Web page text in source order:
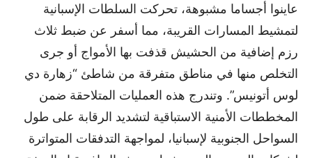
عاينوا أجساما مشبوهة، تحركت السلطات الإسبانية
لتمشيط المسارات القريبة، مما أسفر عن ضبط ثلاث
رزم إضافية من الحشيش قذفت بها الأمواج أو جرى
التخلص منها في مناطق متفرقة من شاطئ “زهارة دي
لوس أتونيس”. وتندرج هذه العمليات المتلاحقة ضمن
المخططات الأمنية الاستباقية لتشديد الرقابة على طول
السواحل الجنوبية لإسبانيا، لمواجهة التدفقات المتواترة